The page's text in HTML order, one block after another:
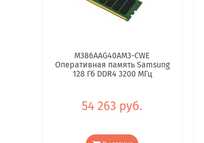
M386AAG40AM3-CWE
Оперативная память Samsung
128 Гб DDR4 3200 МГц
54 263 руб.